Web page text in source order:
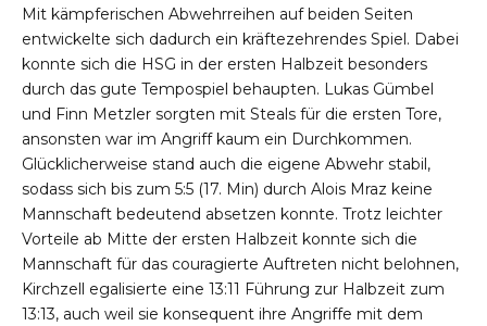
Mit kämpferischen Abwehrreihen auf beiden Seiten
entwickelte sich dadurch ein kräftezehrendes Spiel. Dabei
konnte sich die HSG in der ersten Halbzeit besonders
durch das gute Tempospiel behaupten. Lukas Gümbel
und Finn Metzler sorgten mit Steals für die ersten Tore,
ansonsten war im Angriff kaum ein Durchkommen.
Glücklicherweise stand auch die eigene Abwehr stabil,
sodass sich bis zum 5:5 (17. Min) durch Alois Mraz keine
Mannschaft bedeutend absetzen konnte. Trotz leichter
Vorteile ab Mitte der ersten Halbzeit konnte sich die
Mannschaft für das couragierte Auftreten nicht belohnen,
Kirchzell egalisierte eine 13:11 Führung zur Halbzeit zum
13:13, auch weil sie konsequent ihre Angriffe mit dem